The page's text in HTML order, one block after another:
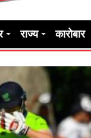
राज्य कारोबार